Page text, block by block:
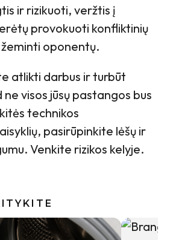
ir rizikuoti, veržtis į
provokuoti konfliktinių
oponentų.
atlikti darbus ir turbūt
visos jūsų pastangos bus
technikos
pasirūpinkite lėšų ir
Venkite rizikos kelyje.
Vasaros